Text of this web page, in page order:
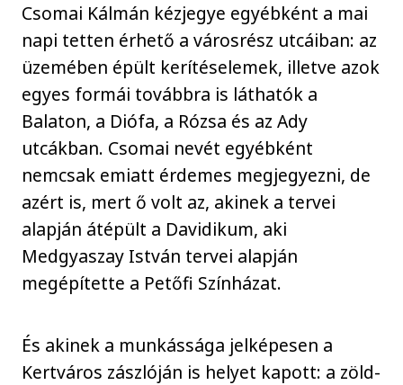
Csomai Kálmán kézjegye egyébként a mai
napi tetten érhető a városrész utcáiban: az
üzemében épült kerítéselemek, illetve azok
egyes formái továbbra is láthatók a
Balaton, a Diófa, a Rózsa és az Ady
utcákban. Csomai nevét egyébként
nemcsak emiatt érdemes megjegyezni, de
azért is, mert ő volt az, akinek a tervei
alapján átépült a Davidikum, aki
Medgyaszay István tervei alapján
megépítette a Petőfi Színházat.
És akinek a munkássága jelképesen a
Kertváros zászlóján is helyet kapott: a zöld-